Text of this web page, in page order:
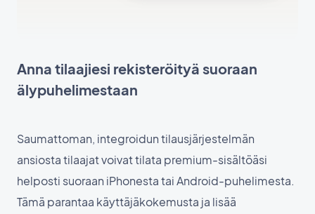
Anna tilaajiesi rekisteröityä suoraan
älypuhelimestaan
Saumattoman, integroidun tilausjärjestelmän
ansiosta tilaajat voivat tilata premium-sisältöäsi
helposti suoraan iPhonesta tai Android-puhelimesta.
Tämä parantaa käyttäjäkokemusta ja lisää